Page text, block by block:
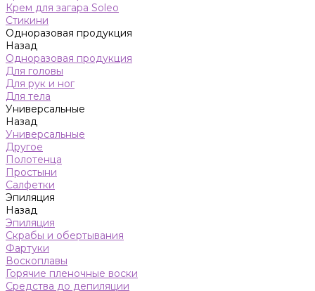
Крем для загара Soleo
Стикини
Одноразовая продукция
Назад
Одноразовая продукция
Для головы
Для рук и ног
Для тела
Универсальные
Назад
Универсальные
Другое
Полотенца
Простыни
Салфетки
Эпиляция
Назад
Эпиляция
Скрабы и обертывания
Фартуки
Воскоплавы
Горячие пленочные воски
Средства до депиляции